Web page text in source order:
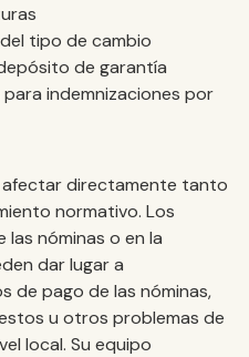
tipo de cambio
de garantía
indemnizaciones por
directamente tanto
normativo. Los
nóminas o en la
dar lugar a
de pago de las nóminas,
u otros problemas de
local. Su equipo